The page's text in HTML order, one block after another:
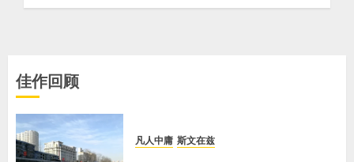
佳作回顾
凡人中庸 斯文在兹